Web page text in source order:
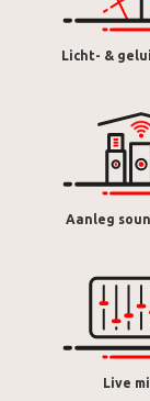
Licht- &
Aanleg
Live